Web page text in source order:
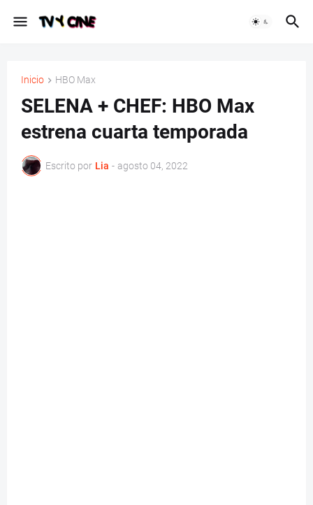
Inicio HBO Max
SELENA + CHEF: HBO Max
estrena cuarta temporada
Escrito por Lia - agosto 04, 2022